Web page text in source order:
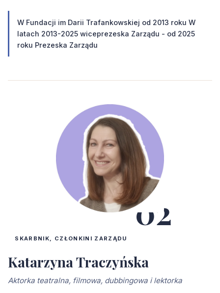
W Fundacji im Darii Trafankowskiej od 2013 roku W
latach 2013-2025 wiceprezeska Zarządu - od 2025
roku Prezeska Zarządu
02
SKARBNIK, CZŁONKINI ZARZĄDU
Katarzyna Traczyńska
Aktorka teatralna, filmowa, dubbingowa i lektorka